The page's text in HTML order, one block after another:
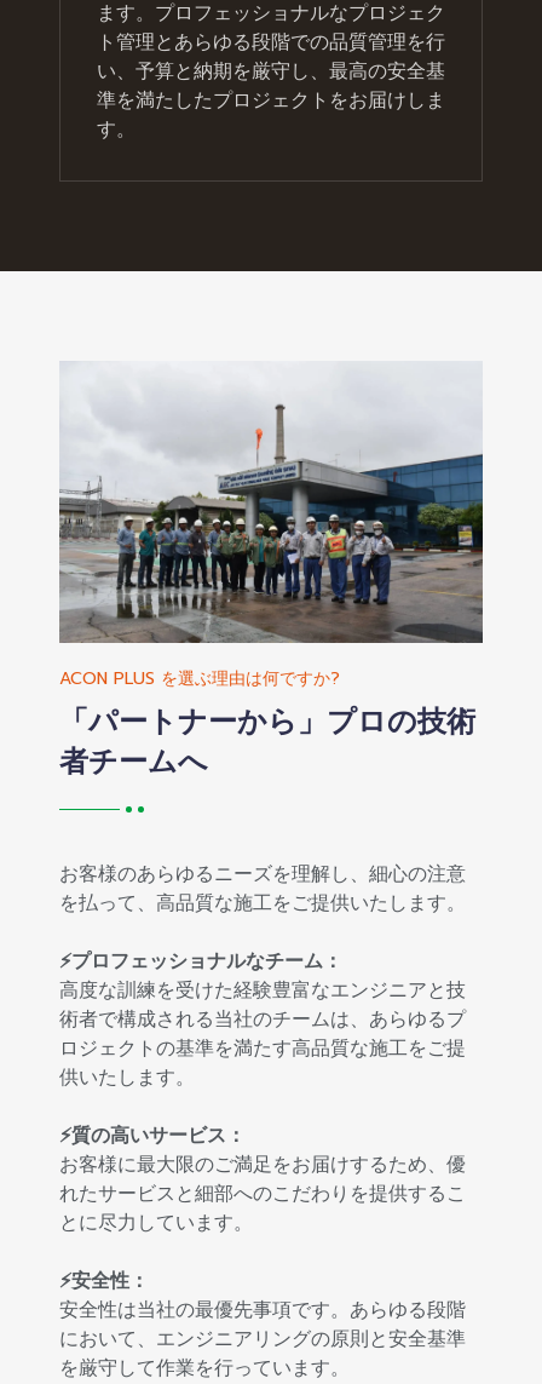
ます。プロフェッショナルなプロジェク
ト管理とあらゆる段階での品質管理を行
い、予算と納期を厳守し、最高の安全基
準を満たしたプロジェクトをお届けしま
す。
ACON PLUS を選ぶ理由は何ですか?
「パートナーから」プロの技術
者チームへ
お客様のあらゆるニーズを理解し、細心の注意
を払って、高品質な施工をご提供いたします。
⚡プロフェッショナルなチーム：
高度な訓練を受けた経験豊富なエンジニアと技
術者で構成される当社のチームは、あらゆるプ
ロジェクトの基準を満たす高品質な施工をご提
供いたします。
⚡質の高いサービス：
お客様に最大限のご満足をお届けするため、優
れたサービスと細部へのこだわりを提供するこ
とに尽力しています。
⚡安全性：
安全性は当社の最優先事項です。あらゆる段階
において、エンジニアリングの原則と安全基準
を厳守して作業を行っています。